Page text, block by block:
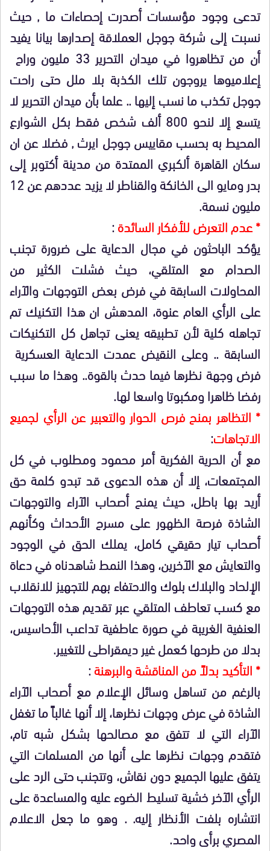
تدعى وجود مؤسسات أصدرت إحصاءات ما , حيث
نسبت إلى شركة جوجل العملاقة إصدارها بيانا يفيد
أن من تظاهروا في ميدان التحرير 33 مليون وراح
إعلاميوها يروجون تلك الكذبة بلا ملل حتى راحت
جوجل تكذب ما نسب إليها .. علما بأن ميدان التحرير لا
يتسع إلا لنحو 800 ألف شخص فقط بكل الشوارع
المحيط به بحسب مقاييس جوجل ايرث , فضلا عن ان
سكان القاهرة ألكبري الممتدة من مدينة أكتوبر إلى
بدر ومايو الى الخانكة والقناطر لا يزيد عددهم عن 12
مليون نسمة.
* عدم التعرض للأفكار السائدة:
يؤكد الباحثون في مجال الدعاية على ضرورة تجنب
الصدام مع المتلقي، حيث فشلت الكثير من
المحاولات السابقة في فرض بعض التوجهات والآراء
على الرأي العام عنوة، المدهش ان هذا التكنيك تم
تجاهله كلية لأن تطبيقه يعنى تجاهل كل التكنيكات
السابقة .. وعلى النقيض عمدت الدعاية العسكرية
فرض وجهة نظرها فيما حدث بالقوة.. وهذا ما سبب
رفضا ظاهرا ومكبوتا واسعا لها.
* التظاهر بمنح فرص الحوار والتعبير عن الرأي لجميع
الاتجاهات:
مع أن الحرية الفكرية أمر محمود ومطلوب في كل
المجتمعات، إلا أن هذه الدعوى قد تبدو كلمة حق
أريد بها باطل، حيث يمنح أصحاب الآراء والتوجهات
الشاذة فرصة الظهور على مسرح الأحداث وكأنهم
أصحاب تيار حقيقي كامل، يملك الحق في الوجود
والتعايش مع الآخرين، وهذا النمط شاهدناه في دعاة
الإلحاد والبلاك بلوك والاحتفاء بهم للتجهيز للانقلاب
مع كسب تعاطف المتلقي عبر تقديم هذه التوجهات
العنفية الغريبة في صورة عاطفية تداعب الأحاسيس،
بدلا من طرحها كعمل غير ديمقراطى للتغيير.
* التأكيد بدلاً من المناقشة والبرهنة:
بالرغم من تساهل وسائل الإعلام مع أصحاب الآراء
الشاذة في عرض وجهات نظرها، إلا أنها غالباً ما تغفل
الآراء التي لا تتفق مع مصالحها بشكل شبه تام،
فتقدم وجهات نظرها على أنها من المسلمات التي
يتفق عليها الجميع دون نقاش، وتتجنب حتى الرد على
الرأي الآخر خشية تسليط الضوء عليه والمساعدة على
انتشاره بلفت الأنظار إليه. . وهو ما جعل الاعلام
المصري برأى واحد.